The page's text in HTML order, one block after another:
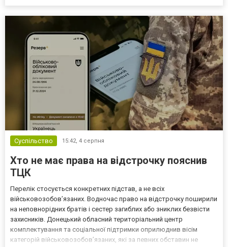
Суспільство 15:42, 4 серпня
Хто не має права на відстрочку пояснив
ТЦК
Перелік стосується конкретних підстав, а не всіх
військовозобов’язаних. Водночас право на відстрочку поширили
на неповнорідних братів і сестер загиблих або зниклих безвісти
захисників. Донецький обласний територіальний центр
комплектування та соціальної підтримки оприлюднив вісім
категорій військовозобов’язаних, які за певних обставин не